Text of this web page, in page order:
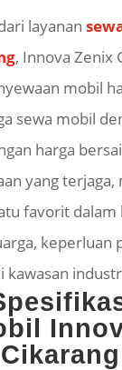
layanan
, Innova Zenix
mobil
sewa mobil
harga
yang terjaga,
favorit dalam
keperluan
kawasan